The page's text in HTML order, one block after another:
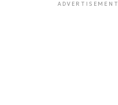
ADVERTISEMENT